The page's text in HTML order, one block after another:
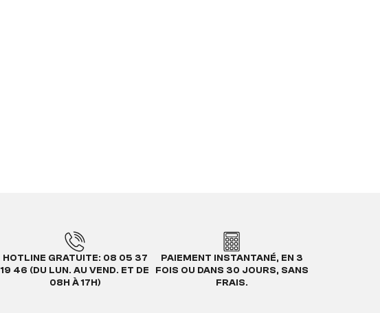
HOTLINE GRATUITE: 08 05 37
19 46 (DU LUN. AU VEND. ET DE
08H À 17H)
PAIEMENT INSTANTANÉ, EN 3
FOIS OU DANS 30 JOURS, SANS
FRAIS.